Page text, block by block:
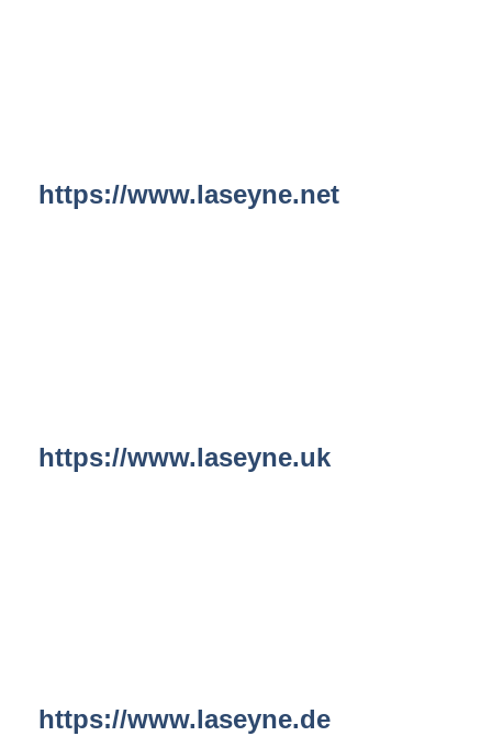
https://www.laseyne.net
https://www.laseyne.uk
https://www.laseyne.de